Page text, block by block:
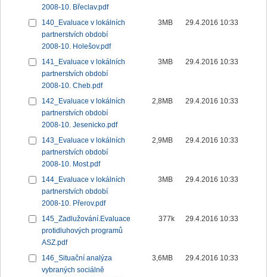
2008-10. Břeclav.pdf
140_Evaluace v lokálních
partnerstvích období
2008-10. Holešov.pdf
3MB 29.4.2016 10:33
141_Evaluace v lokálních
partnerstvích období
2008-10. Cheb.pdf
3MB 29.4.2016 10:33
142_Evaluace v lokálních
partnerstvích období
2008-10. Jesenicko.pdf
2,8MB 29.4.2016 10:33
143_Evaluace v lokálních
partnerstvích období
2008-10. Most.pdf
2,9MB 29.4.2016 10:33
144_Evaluace v lokálních
partnerstvích období
2008-10. Přerov.pdf
3MB 29.4.2016 10:33
145_Zadlužování.Evaluace
protidluhových programů
ASZ.pdf
377k 29.4.2016 10:33
146_Situační analýza
vybraných sociálně
3,6MB 29.4.2016 10:33